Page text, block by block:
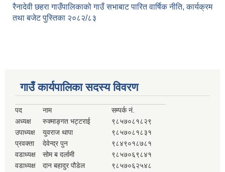
रैनादेवी छहरा गाउँपालिकाको गाउँ सभाबाट पारित वार्षिक नीति, कार्यक्रम
तथा बजेट पुस्तिका २०८२/८३
गाउँ कार्यपालिका सदस्य विवरण
पद नाम
सम्पर्क नं.
अध्यक्ष
रुक्माङ्गत भट्टराई
९८५७०८१८२९
उपाध्यक्ष
युवराज थापा
९८५७०८१८३१
प्रवक्ता
देवेन्द्र पुन
९८४९०१८७८१
वडाध्यक्ष
सोम ब दर्लामी
९८५७०६९८४१
वडाध्यक्ष
दान बहादुर पौडेल
९८५७०६२५४८